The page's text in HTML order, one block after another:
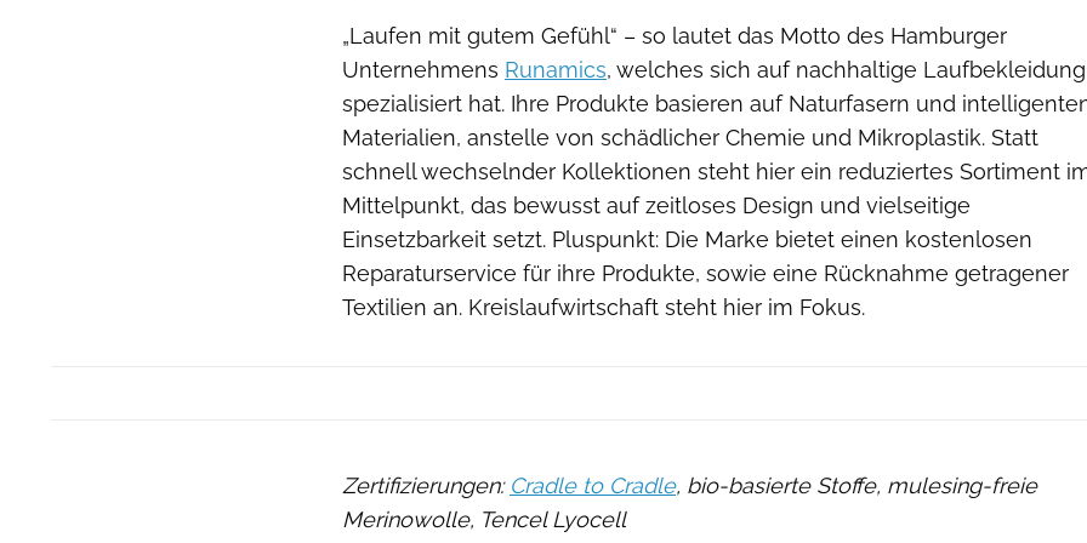
„Laufen mit gutem Gefühl“ – so lautet das Motto des Hamburger
Unternehmens Runamics, welches sich auf nachhaltige Laufbekleidung
spezialisiert hat. Ihre Produkte basieren auf Naturfasern und
Materialien, anstelle von schädlicher Chemie und Mikroplastik. Statt
schnell wechselnder Kollektionen steht hier ein reduziertes Sortiment
Mittelpunkt, das bewusst auf zeitloses Design und vielseitige
Einsetzbarkeit setzt. Pluspunkt: Die Marke bietet einen kostenlosen
Reparaturservice für ihre Produkte, sowie eine Rücknahme getragener
Textilien an. Kreislaufwirtschaft steht hier im Fokus.
Zertifizierungen: Cradle to Cradle, bio-basierte Stoffe, mulesing-freie
Merinowolle, Tencel Lyocell